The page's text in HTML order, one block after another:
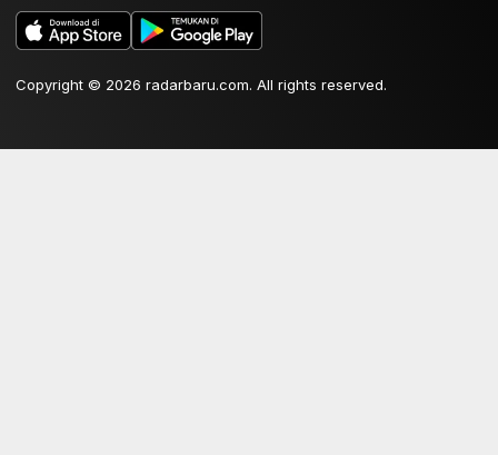
Copyright © 2026 radarbaru.com. All rights reserved.